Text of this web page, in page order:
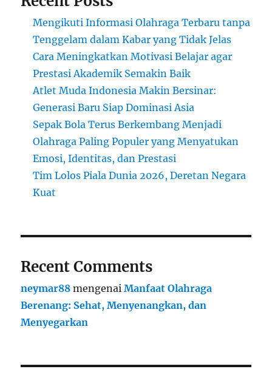
Mengikuti Informasi Olahraga Terbaru tanpa
Tenggelam dalam Kabar yang Tidak Jelas
Cara Meningkatkan Motivasi Belajar agar
Prestasi Akademik Semakin Baik
Atlet Muda Indonesia Makin Bersinar:
Generasi Baru Siap Dominasi Asia
Sepak Bola Terus Berkembang Menjadi
Olahraga Paling Populer yang Menyatukan
Emosi, Identitas, dan Prestasi
Tim Lolos Piala Dunia 2026, Deretan Negara
Kuat
Recent Comments
neymar88 mengenaiManfaat Olahraga
Berenang: Sehat, Menyenangkan, dan
Menyegarkan